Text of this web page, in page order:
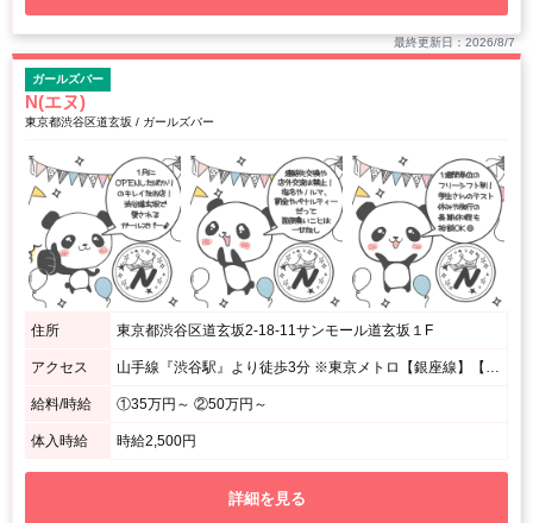
最終更新日：2026/8/7
ガールズバー
N(エヌ)
東京都渋谷区道玄坂 / ガールズバー
住所 東京都渋谷区道玄坂2-18-11サンモール道玄坂１F
アクセス 山手線『渋谷駅』より徒歩3分 ※東京メトロ【銀座線】【半蔵門線】の『渋谷駅』からも3分以内
給料/時給 ①35万円～ ②50万円～
体入時給 時給2,500円
詳細を見る